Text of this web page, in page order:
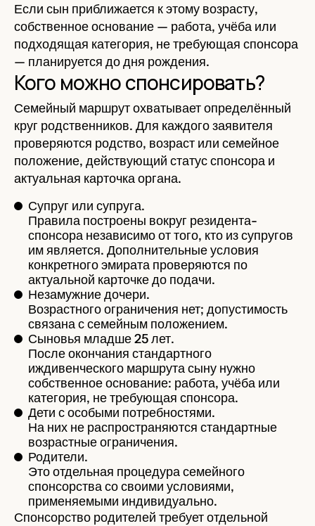
Если сын приближается к этому возрасту,
собственное основание — работа, учёба или
подходящая категория, не требующая спонсора
— планируется до дня рождения.
Кого можно спонсировать?
Семейный маршрут охватывает определённый
круг родственников. Для каждого заявителя
проверяются родство, возраст или семейное
положение, действующий статус спонсора и
актуальная карточка органа.
Супруг или супруга.
Правила построены вокруг резидента-
спонсора независимо от того, кто из супругов
им является. Дополнительные условия
конкретного эмирата проверяются по
актуальной карточке до подачи.
Незамужние дочери.
Возрастного ограничения нет; допустимость
связана с семейным положением.
Сыновья младше 25 лет.
После окончания стандартного
иждивенческого маршрута сыну нужно
собственное основание: работа, учёба или
категория, не требующая спонсора.
Дети с особыми потребностями.
На них не распространяются стандартные
возрастные ограничения.
Родители.
Это отдельная процедура семейного
спонсорства со своими условиями,
применяемыми индивидуально.
Спонсорство родителей требует отдельной